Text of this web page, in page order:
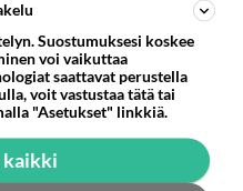
Osallistu keskusteluun
Uusi draamasarja järkyttävästä tapauksesta on tulossa. Tositapahtumiin perustuva sarja ammentaa vuoden 1986 Mikkelin pan
Ernest Lawson täräytti erikoisen heiton TTK-lehdistötilaisuudessa: " Onko tässä tarkoituksena...?"
Ernest Lawson esitteli uudet TTK-tähtioppilaat ja opettajat torstaina 6.8. lehdistölle. Tulevalla kaudella on yksi hausk
Jos SDP ei voita reilusti, persut kumoavat demokratian Suomesta
Suostumuksesi koskee
voi vaikuttaa
saattavat perustella
voit vastustaa tätä tai
"Asetukset" linkkiä.
kaikki